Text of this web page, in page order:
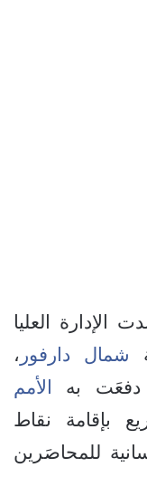
الإدارة العليا
شمال دارفور ،
دفعَت به
الأمم
بإقامة نقاط
للمحاصَرين